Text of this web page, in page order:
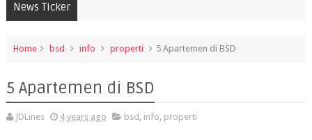
News Ticker
Home bsd info properti 5 Apartemen di BSD
5 Apartemen di BSD
JDLines 4 years ago bsd , info, properti